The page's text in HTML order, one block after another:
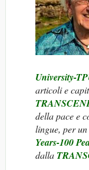
University-
articoli e
della pace e
lingue, per
Years-100
dalla